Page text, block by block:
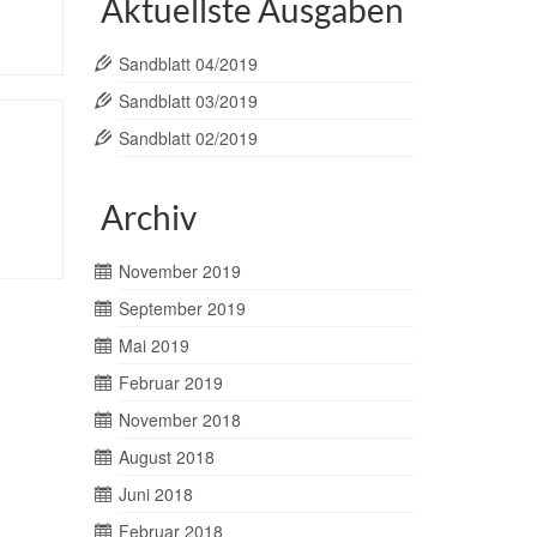
Aktuellste Ausgaben
Sandblatt 04/2019
Sandblatt 03/2019
Sandblatt 02/2019
Archiv
November 2019
September 2019
Mai 2019
Februar 2019
November 2018
August 2018
Juni 2018
Februar 2018